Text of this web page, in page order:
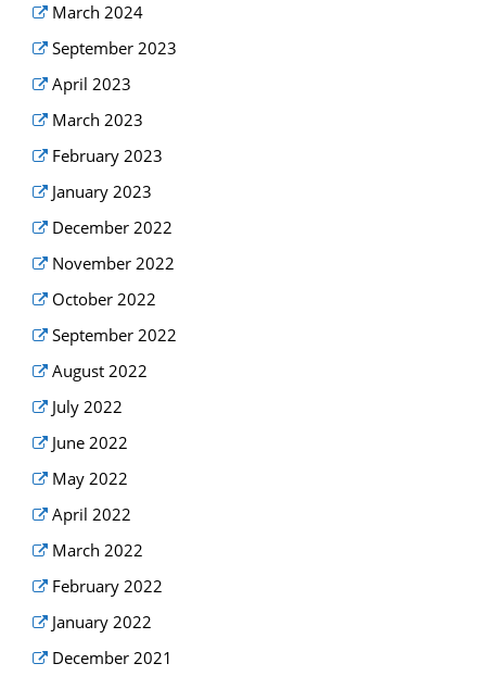
March 2024
September 2023
April 2023
March 2023
February 2023
January 2023
December 2022
November 2022
October 2022
September 2022
August 2022
July 2022
June 2022
May 2022
April 2022
March 2022
February 2022
January 2022
December 2021